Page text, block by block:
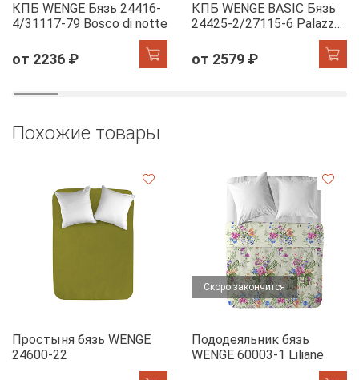
КПБ WENGE Бязь 24416-
4/31117-79 Bosco di notte
от 2236 ₽
КПБ WENGE BASIC Бязь
24425-2/27115-6 Palazzo
от 2579 ₽
Похожие товары
Простыня бязь WENGE
24600-22
Скоро закончится
Пододеяльник бязь
WENGE 60003-1 Liliane